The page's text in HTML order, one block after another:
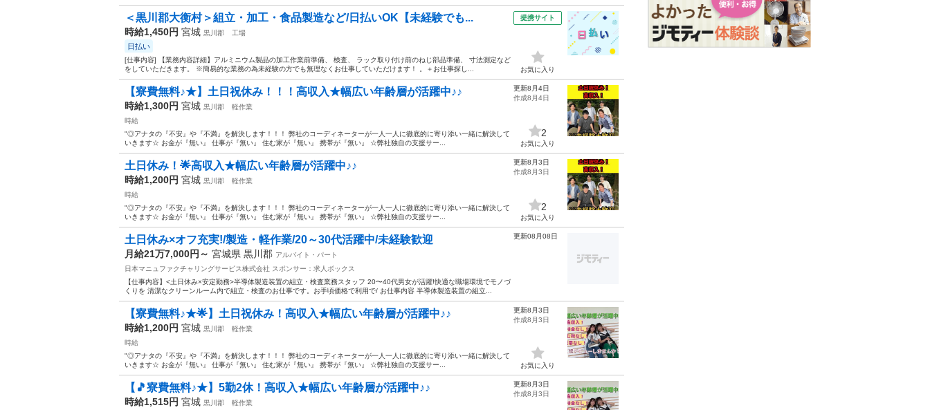
＜黒川郡大衡村＞組立・加工・食品製造など/日払いOK【未経験でも...
時給1,450円 宮城 黒川郡 工場
日払い
[仕事内容] 【業務内容詳細】アルミニウム製品の加工作業前準備、 検査、 ラック取り付け前のねじ部品準備、 寸法測定など
をしていただきます。 ※簡易的な業務の為未経験の方でも無理なくお仕事していただけます！ 。＋お仕事探し...
提携サイト
お気に入り
【寮費無料♪★】土日祝休み！！！高収入★幅広い年齢層が活躍中♪♪
時給1,300円 宮城 黒川郡
軽作業
時給
"◎アナタの『不安』や『不満』を解決します！！！ 弊社のコーディネーターが一人一人に徹底的に寄り添い一緒に解決して
いきます☆ お金が『無い』 仕事が『無い』 住む家が『無い』 携帯が『無い』 ☆弊社独自の支援サー...
更新8月4日
作成8月4日
2
お気に入り
土日休み！🌟高収入★幅広い年齢層が活躍中♪♪
時給1,200円 宮城 黒川郡
軽作業
時給
"◎アナタの『不安』や『不満』を解決します！！！ 弊社のコーディネーターが一人一人に徹底的に寄り添い一緒に解決して
いきます☆ お金が『無い』 仕事が『無い』 住む家が『無い』 携帯が『無い』 ☆弊社独自の支援サー...
更新8月3日
作成8月3日
2
お気に入り
土日休み×オフ充実!/製造・軽作業/20～30代活躍中/未経験歓迎
月給21万7,000円～ 宮城県 黒川郡 アルバイト・パート
日本マニュファクチャリングサービス株式会社 スポンサー：求人ボックス
【仕事内容】<土日休み×安定勤務>半導体製造装置の組立・検査業務スタッフ 20〜40代男女が活躍!快適な職場環境でモノづ
くりを 清潔なクリーンルーム内で組立・検査のお仕事です。お手頃価格で利用で/ お仕事内容 半導体製造装置の組立...
更新08月08日
【寮費無料♪★🌟】土日祝休み！高収入★幅広い年齢層が活躍中♪♪
時給1,200円 宮城 黒川郡
軽作業
時給
"◎アナタの『不安』や『不満』を解決します！！！ 弊社のコーディネーターが一人一人に徹底的に寄り添い一緒に解決して
いきます☆ お金が『無い』 仕事が『無い』 住む家が『無い』 携帯が『無い』 ☆弊社独自の支援サー...
更新8月3日
作成8月3日
お気に入り
【🎵寮費無料♪★】5勤2休！高収入★幅広い年齢層が活躍中♪♪
時給1,515円 宮城 黒川郡
軽作業
更新8月3日
作成8月3日